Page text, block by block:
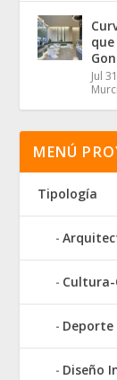
Jul
MENÚ
Tipología
Cultura-
Deporte
Diseño